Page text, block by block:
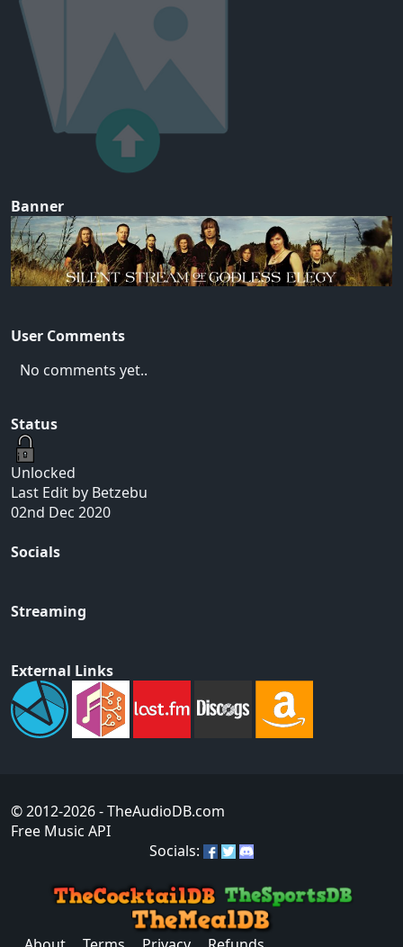
Banner
User Comments
No comments yet..
Status
Unlocked
Last Edit by Betzebu
02nd Dec 2020
Socials
Streaming
External Links
© 2012-2026- TheAudioDB.com
Free Music API
Socials: